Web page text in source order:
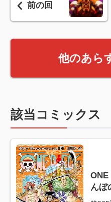
前の回
他のあら
該当コミックス
ONE
んぼ